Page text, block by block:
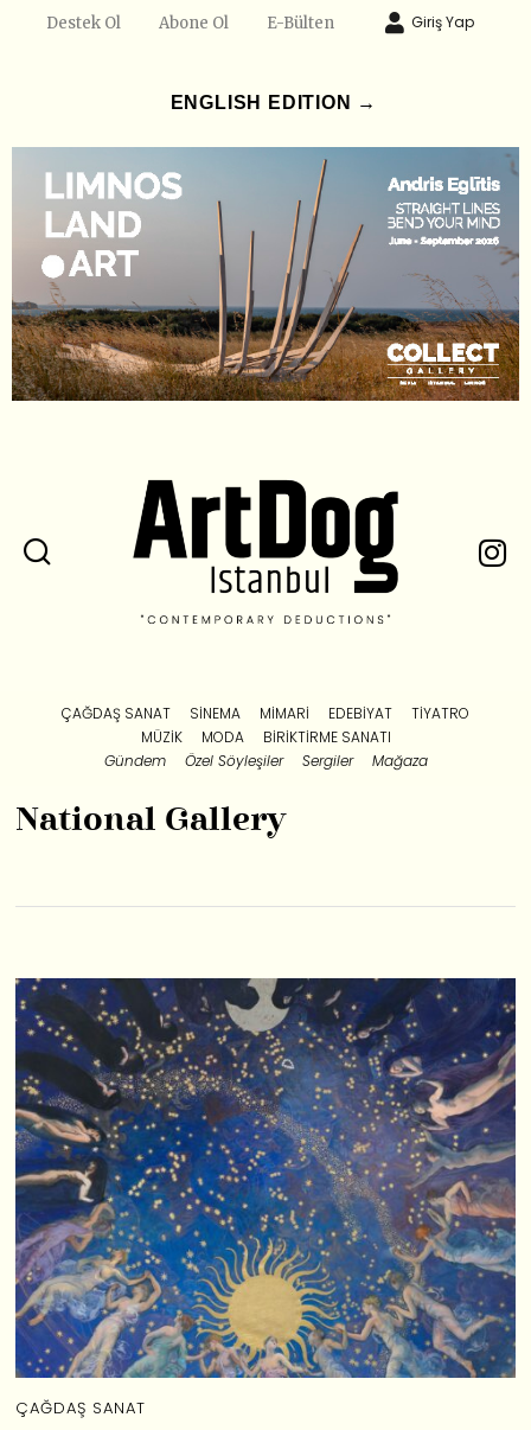
Destek Ol Abone Ol E-Bülten Giriş Yap
ENGLISH EDITION →
ÇAĞDAŞ SANAT SINEMA MIMARI EDEBIYAT
TIYATRO
MÜZIK
MODA
BIRIKTIRME SANATI
Gündem
Özel Söyleşiler Sergiler Mağaza
National Gallery
ÇAĞDAŞ SANAT